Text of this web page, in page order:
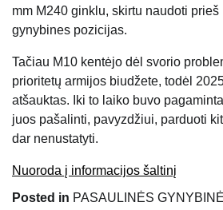
mm M240 ginklu, skirtu naudoti
gynybines pozicijas.
Tačiau M10 kentėjo dėl svorio
prioritetų armijos biudžete, todėl
atšauktas. Iki to laiko buvo
juos pašalinti, pavyzdžiui, parduoti
dar nenustatyti.
Nuoroda į informacijos šaltinį
Posted in PASAULINĖS